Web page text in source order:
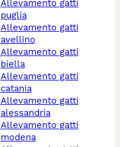
allevamento gatti
puglia
allevamento gatti
avellino
allevamento gatti
biella
allevamento gatti
catania
allevamento gatti
alessandria
allevamento gatti
modena